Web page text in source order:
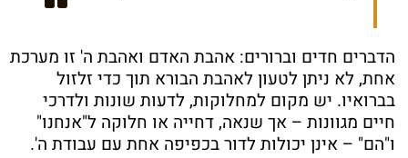
הדברים חדים וברורים: אהבת האדם ואהבת ה' זו מערכת
אחת, לא ניתן לטעון לאהבת הבורא תוך כדי זלזול
בברואיו. יש מקום למחלוקות, לדעות שונות ולדרכי
חיים מגוונות – אך שנאה, דחייה או חלוקה ל"אנחנו"
ו"הם" – אינן יכולות לדור בכפיפה אחת עם עבודת ה'.